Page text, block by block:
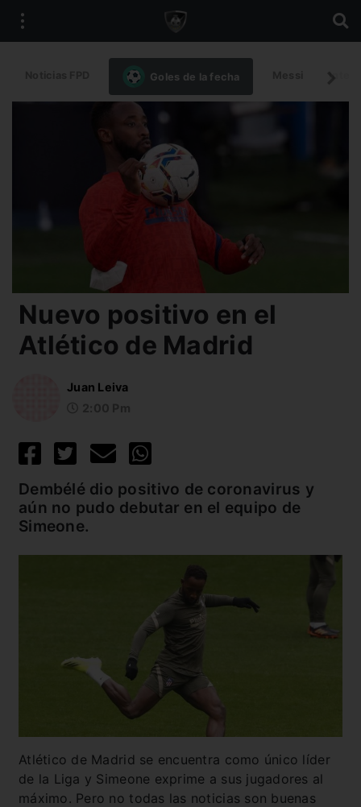
Goles de la fecha
Nuevo positivo en el
Atlético de Madrid
Juan Leiva
Dembélé dio positivo de coronavirus y
aún no pudo debutar en el equipo de
Simeone.
Atlético de Madrid se encuentra como único líder
de la Liga y Simeone exprime a sus jugadores al
máximo. Pero no todas las noticias son buenas